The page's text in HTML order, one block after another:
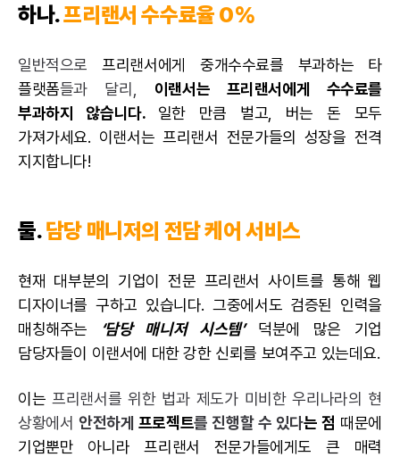
하나.프리랜서 수수료율 0%
일반적으로프리랜서에게 중개수수료를 부과하는 타
플랫폼들과 달리, 이랜서는 프리랜서에게 수수료를
부과하지 않습니다. 일한 만큼 벌고, 버는 돈 모두
가져가세요. 이랜서는 프리랜서 전문가들의 성장을 전격
지지합니다!
둘.담당 매니저의 전담 케어 서비스
현재 대부분의 기업이 전문 프리랜서 사이트를 통해 웹
디자이너를 구하고 있습니다. 그중에서도 검증된 인력을
매칭해주는
‘담당 매니저 시스템’덕분에 많은 기업
담당자들이 이랜서에 대한 강한 신뢰를 보여주고 있는데요.
이는프리랜서를 위한 법과 제도가 미비한 우리나라의 현
상황에서 안전하게 프로젝트를 진행할 수 있다는 점 때문에
기업뿐만 아니라 프리랜서 전문가들에게도 큰 매력